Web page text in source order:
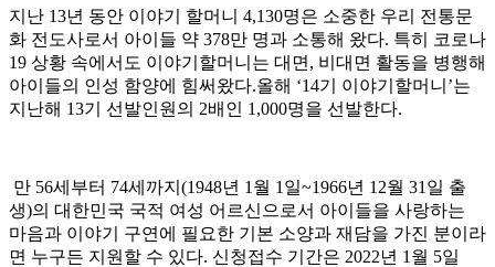
지난 13년 동안 이야기 할머니 4,130명은 소중한 우리 전통문
화 전도사로서 아이들 약 378만 명과 소통해 왔다. 특히 코로나
19 상황 속에서도 이야기할머니는 대면 , 비대면 활동을 병행해
아이들의 인성 함양에 힘써왔다.올해 ‘14기 이야기할머니 ’는
지난해 13기 선발인원의 2배인 1,000명을 선발한다.
만 56세부터 74세까지 (1948년 1 월 1 일~1966년 12월 31 일 출
생)의 대한민국 국적 여성 어르신으로서 아이들을 사랑하는
마음과 이야기 구연에 필요한 기본 소양과 재담을 가진 분이라
면 누구든 지원할 수 있다. 신청접수 기간은 2022년 1 월 5일